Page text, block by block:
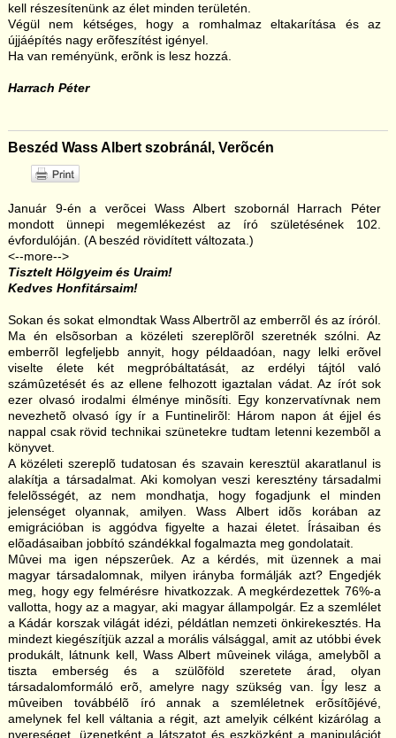
kell részesítenünk az élet minden területén.
Végül nem kétséges, hogy a romhalmaz eltakarítása és az
újjáépítés nagy erõfeszítést igényel.
Ha van reményünk, erõnk is lesz hozzá.
Harrach Péter
Beszéd Wass Albert szobránál, Verõcén
Január 9-én a verõcei Wass Albert szobornál Harrach Péter
mondott ünnepi megemlékezést az író születésének 102.
évfordulóján. (A beszéd rövidített változata.)
<--more-->
Tisztelt Hölgyeim és Uraim!
Kedves Honfitársaim!
Sokan és sokat elmondtak Wass Albertrõl az emberrõl és az íróról.
Ma én elsõsorban a közéleti szereplõrõl szeretnék szólni. Az
emberrõl legfeljebb annyit, hogy példaadóan, nagy lelki erõvel
viselte élete két megpróbáltatását, az erdélyi tájtól való
számûzetését és az ellene felhozott igaztalan vádat. Az írót sok
ezer olvasó irodalmi élménye minõsíti. Egy konzervatívnak nem
nevezhetõ olvasó így ír a Funtinelirõl: Három napon át éjjel és
nappal csak rövid technikai szünetekre tudtam letenni kezembõl a
könyvet.
A közéleti szereplõ tudatosan és szavain keresztül akaratlanul is
alakítja a társadalmat. Aki komolyan veszi keresztény társadalmi
felelõsségét, az nem mondhatja, hogy fogadjunk el minden
jelenséget olyannak, amilyen. Wass Albert idõs korában az
emigrációban is aggódva figyelte a hazai életet. Írásaiban és
elõadásaiban jobbító szándékkal fogalmazta meg gondolatait.
Mûvei ma igen népszerûek. Az a kérdés, mit üzennek a mai
magyar társadalomnak, milyen irányba formálják azt? Engedjék
meg, hogy egy felmérésre hivatkozzak. A megkérdezettek 76%-a
vallotta, hogy az a magyar, aki magyar állampolgár. Ez a szemlélet
a Kádár korszak világát idézi, példátlan nemzeti önkirekesztés. Ha
mindezt kiegészítjük azzal a morális válsággal, amit az utóbbi évek
produkált, látnunk kell, Wass Albert mûveinek világa, amelybõl a
tiszta emberség és a szülõföld szeretete árad, olyan
társadalomformáló erõ, amelyre nagy szükség van. Így lesz a
mûveiben továbbélõ író annak a szemléletnek erõsítõjévé,
amelynek fel kell váltania a régit, azt amelyik célként kizárólag a
nyereséget, üzenetként a látszatot és eszközként a manipulációt